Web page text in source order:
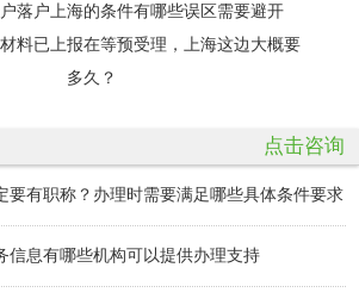
落户上海的条件有哪些误区需要避开
料已上报在等预受理，上海这边大概要
多久？
点击咨询
要有职称？办理时需要满足哪些具体条件要求
信息有哪些机构可以提供办理支持